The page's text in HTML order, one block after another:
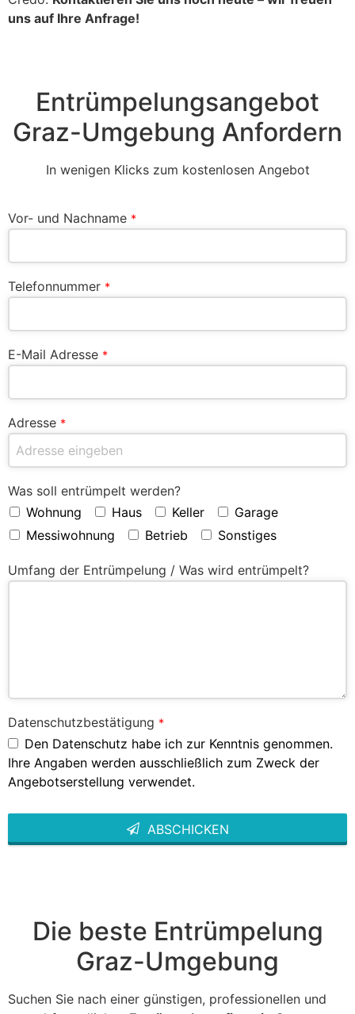
uns auf Ihre Anfrage!
Entrümpelungsangebot
Graz-Umgebung Anfordern
In wenigen Klicks zum kostenlosen Angebot
Vor- und Nachname *
Telefonnummer *
E-Mail Adresse *
Adresse *
Was soll entrümpelt werden?
Wohnung
Haus Keller
Garage
Messiwohnung
Betrieb Sonstiges
Umfang der Entrümpelung / Was wird entrümpelt?
Datenschutzbestätigung *
Den Datenschutz habe ich zur Kenntnis genommen.
Ihre Angaben werden ausschließlich zum Zweck der
Angebotserstellung verwendet.
ABSCHICKEN
Die beste Entrümpelung
Graz-Umgebung
Suchen Sie nach einer günstigen, professionellen und